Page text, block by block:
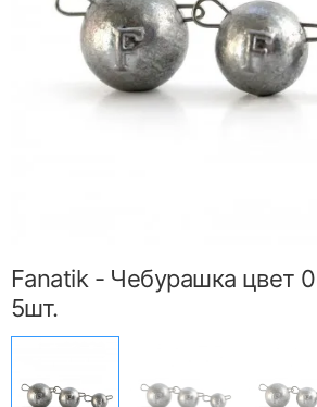
Fanatik - Чебурашка цвет
5шт.